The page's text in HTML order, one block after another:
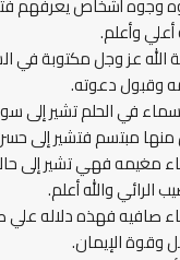
وجوه أشخاص يعرفهم
وأعلم.
الله عز وجل مكتوبة
وقبول دعوته.
في الحلم تشير إلى
مبتسم فتشير إلى
مغيمه فهي تشير إلى
الرائي والله أعلم.
صافيه فهذه دلاله علي
وقوة الإيمان.